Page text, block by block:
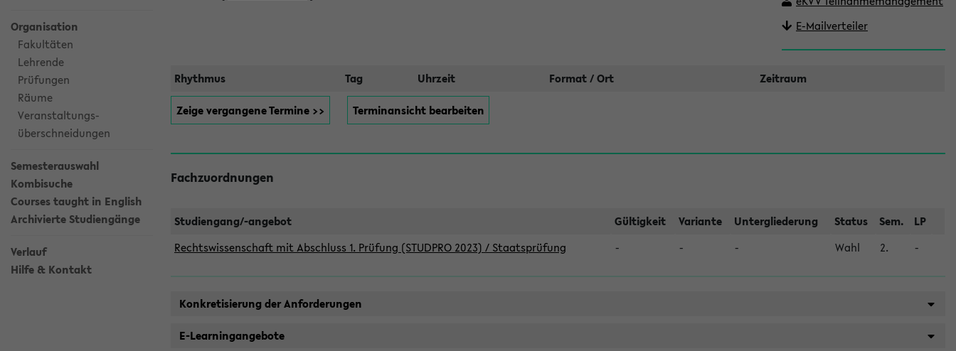
Organisation
Fakultäten
Lehrende
Prüfungen
Räume
Veranstaltungs-
überschneidungen
Semesterauswahl
Kombisuche
Courses taught in English
Archivierte Studiengänge
Verlauf
Hilfe & Kontakt
E-Mailverteiler
Rhythmus Tag Uhrzeit Format / Ort Zeitraum
Zeige vergangene Termine >> Terminansicht bearbeiten
Fachzuordnungen
Studiengang/-angebot Gültigkeit Variante Untergliederung Status Sem.
LP
Rechtswissenschaft mit Abschluss 1. Prüfung (STUDPRO 2023) / Staatsprüfung
- - - Wahl 2. -
Konkretisierung der Anforderungen
E-Learningangebote